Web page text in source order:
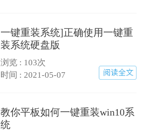
一键重装系统]正确使用一键重
装系统硬盘版
浏览 : 103次
时间 : 2021-05-07
教你平板如何一键重装win10系
统